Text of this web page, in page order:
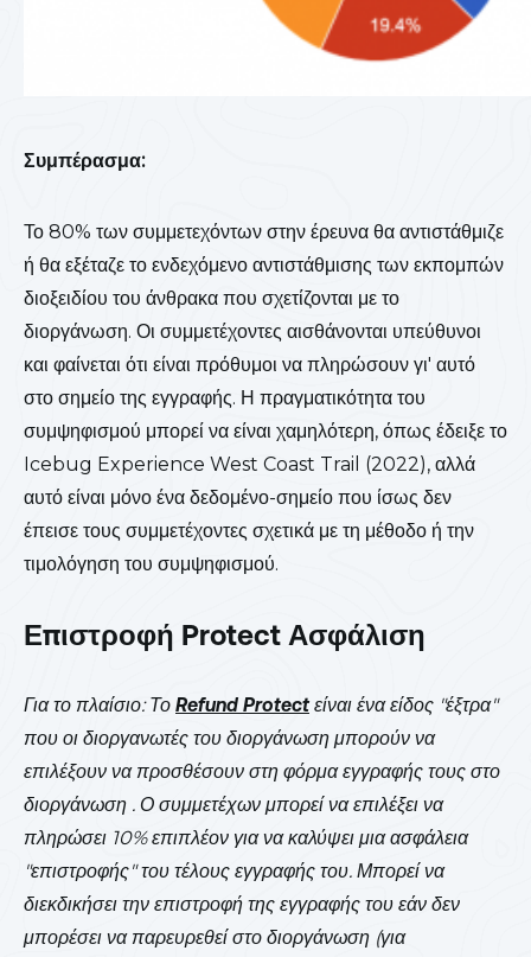
Συμπέρασμα:
Το 80% των συμμετεχόντων στην έρευνα θα αντιστάθμιζε
ή θα εξέταζε το ενδεχόμενο αντιστάθμισης των εκπομπών
διοξειδίου του άνθρακα που σχετίζονται με το
διοργάνωση. Οι συμμετέχοντες αισθάνονται υπεύθυνοι
και φαίνεται ότι είναι πρόθυμοι να πληρώσουν γι' αυτό
στο σημείο της εγγραφής. Η πραγματικότητα του
συμψηφισμού μπορεί να είναι χαμηλότερη, όπως έδειξε το
Icebug Experience West Coast Trail (2022), αλλά
αυτό είναι μόνο ένα δεδομένο-σημείο που ίσως δεν
έπεισε τους συμμετέχοντες σχετικά με τη μέθοδο ή την
τιμολόγηση του συμψηφισμού.
Επιστροφή Protect Ασφάλιση
Για το πλαίσιο: Το Refund Protectείναι ένα είδος "έξτρα"
που οι διοργανωτές του διοργάνωση μπορούν να
επιλέξουν να προσθέσουν στη φόρμα εγγραφής τους στο
διοργάνωση . Ο συμμετέχων μπορεί να επιλέξει να
πληρώσει 10% επιπλέον για να καλύψει μια ασφάλεια
"επιστροφής" του τέλους εγγραφής του. Μπορεί να
διεκδικήσει την επιστροφή της εγγραφής του εάν δεν
μπορέσει να παρευρεθεί στο διοργάνωση (για